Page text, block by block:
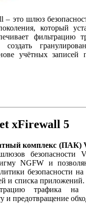
это шлюз
который
фильтрацию
создать
учётных записей
xFirewall 5
комплекс (ПАК)
безопасности
NGFW и
безопасности
и списка
трафика на
и предотвращение